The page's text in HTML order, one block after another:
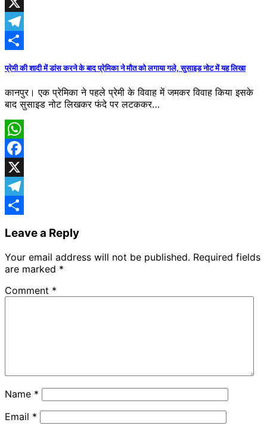
X
Telegram
प्रेमी की शादी में डांस करने के बाद प्रेमिका ने मौत को लगाया गले, सुसाइड नोट में यह लिखा
कानपुर। एक प्रेमिका ने पहले प्रेमी के विवाह में जमकर विवाह किया इसके
बाद सुसाइड नोट लिखकर फंदे पर लटककर…
WhatsApp
Facebook
X
Telegram
Leave a Reply
Your email address will not be published. Required fields
are marked *
Comment *
Name *
Email *